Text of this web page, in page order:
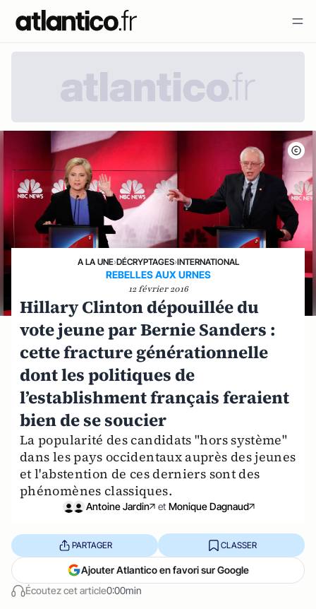
A LA UNE›DÉCRYPTAGES›INTERNATIONAL
REBELLES AUX URNES
12 février 2016
Hillary Clinton dépouillée du
vote jeune par Bernie Sanders :
cette fracture générationnelle
dont les politiques de
l’establishment français feraient
bien de se soucier
La popularité des candidats "hors système"
dans les pays occidentaux auprès des jeunes
et l'abstention de ces derniers sont des
phénomènes classiques.
Antoine Jardin et Monique Dagnaud
Écoutez cet article0:00min
PARTAGER CLASSER
Ajouter Atlantico en favori sur Google